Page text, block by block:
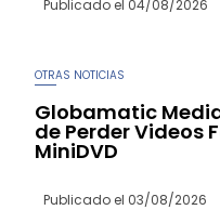
Publicado el 04/08/2026
OTRAS NOTICIAS
Globamatic
de Perder Videos
MiniDVD
Publicado el 03/08/2026